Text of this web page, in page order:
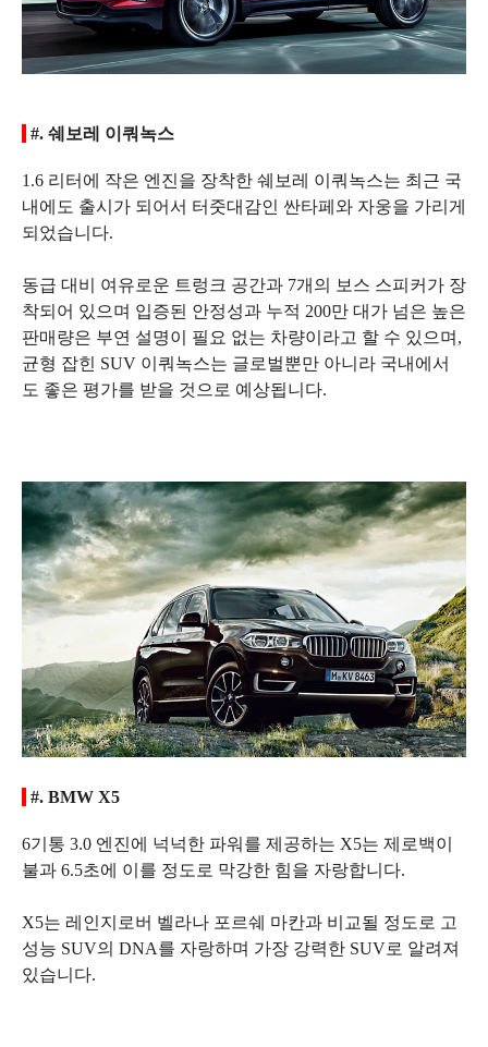
#. 쉐보레 이쿼녹스
1.6 리터에 작은 엔진을 장착한 쉐보레 이쿼녹스는 최근 국
내에도 출시가 되어서 터줏대감인 싼타페와 자웅을 가리게
되었습니다.
동급 대비 여유로운 트렁크 공간과 7개의 보스 스피커가 장
착되어 있으며 입증된 안정성과 누적 200만 대가 넘은 높은
판매량은 부연 설명이 필요 없는 차량이라고 할 수 있으며,
균형 잡힌 SUV 이쿼녹스는 글로벌뿐만 아니라 국내에서
도 좋은 평가를 받을 것으로 예상됩니다.
#. BMW X5
6기통 3.0 엔진에 넉넉한 파워를 제공하는 X5는 제로백이
불과 6.5초에 이를 정도로 막강한 힘을 자랑합니다.
X5는 레인지로버 벨라나 포르쉐 마칸과 비교될 정도로 고
성능 SUV의 DNA를 자랑하며 가장 강력한 SUV로 알려져
있습니다.